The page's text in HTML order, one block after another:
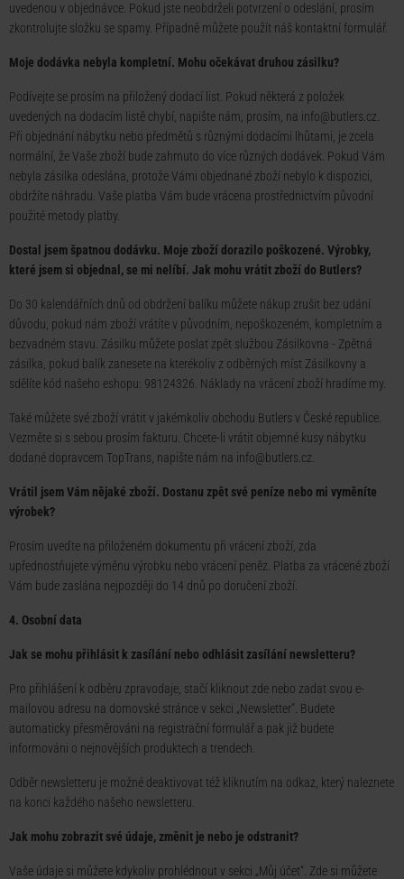
uvedenou v objednávce. Pokud jste neobdrželi potvrzení o odeslání, prosím
zkontrolujte složku se spamy. Případně můžete použít náš kontaktní formulář.
Moje dodávka nebyla kompletní. Mohu očekávat druhou zásilku?
Podívejte se prosím na přiložený dodací list. Pokud některá z položek
uvedených na dodacím listě chybí, napište nám, prosím, na info@butlers.cz.
Při objednání nábytku nebo předmětů s různými dodacími lhůtami, je zcela
normální, že Vaše zboží bude zahrnuto do více různých dodávek. Pokud Vám
nebyla zásilka odeslána, protože Vámi objednané zboží nebylo k dispozici,
obdržíte náhradu. Vaše platba Vám bude vrácena prostřednictvím původní
použité metody platby.
Dostal jsem špatnou dodávku. Moje zboží dorazilo poškozené. Výrobky,
které jsem si objednal, se mi nelíbí. Jak mohu vrátit zboží do Butlers?
Do 30 kalendářních dnů od obdržení balíku můžete nákup zrušit bez udání
důvodu, pokud nám zboží vrátíte v původním, nepoškozeném, kompletním a
bezvadném stavu. Zásilku můžete poslat zpět službou Zásilkovna - Zpětná
zásilka, pokud balík zanesete na kterékoliv z odběrných míst Zásilkovny a
sdělíte kód našeho eshopu: 98124326. Náklady na vrácení zboží hradíme my.
Také můžete své zboží vrátit v jakémkoliv obchodu Butlers v České republice.
Vezměte si s sebou prosím fakturu. Chcete-li vrátit objemné kusy nábytku
dodané dopravcem TopTrans, napište nám na info@butlers.cz
Vrátil jsem Vám nějaké zboží. Dostanu zpět své peníze nebo mi vyměníte
výrobek?
Prosím uveďte na přiloženém dokumentu při vrácení zboží, zda
upřednostňujete výměnu výrobku nebo vrácení peněz. Platba za vrácené zboží
Vám bude zaslána nejpozději do 14 dnů po doručení zboží.
4. Osobní data
Jak se mohu přihlásit k zasílání nebo odhlásit zasílání newsletteru?
Pro přihlášení k odběru zpravodaje, stačí kliknout zde nebo zadat svou e-
mailovou adresu na domovské stránce v sekci „Newsletter“. Budete
automaticky přesměrováni na registrační formulář a pak již budete
informováni o nejnovějších produktech a trendech.
Odběr newsletteru je možné deaktivovat též kliknutím na odkaz, který naleznete
na konci každého našeho newsletteru.
Jak mohu zobrazit své údaje, změnit je nebo je odstranit?
Vaše údaje si můžete kdykoliv prohlédnout v sekci „Můj účet“. Zde si můžete